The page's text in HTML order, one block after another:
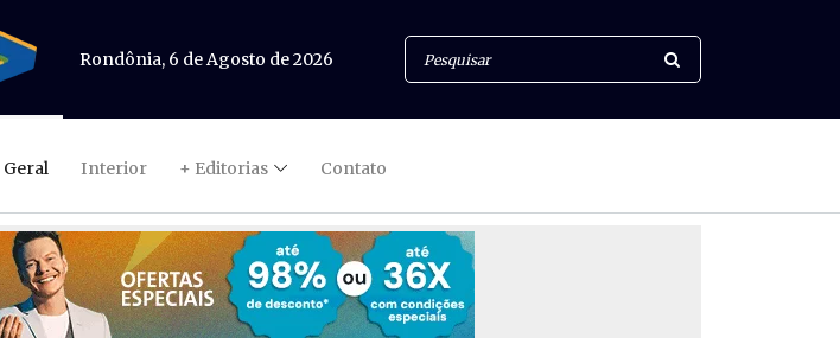
Rondônia, 6 de Agosto de 2026
Geral Interior + Editorias Contato